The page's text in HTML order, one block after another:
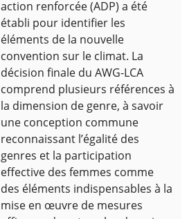
action renforcée (ADP) a été
établi pour identifier les
éléments de la nouvelle
convention sur le climat. La
décision finale du AWG-LCA
comprend plusieurs références à
la dimension de genre, à savoir
une conception commune
reconnaissant l’égalité des
genres et la participation
effective des femmes comme
des éléments indispensables à la
mise en œuvre de mesures